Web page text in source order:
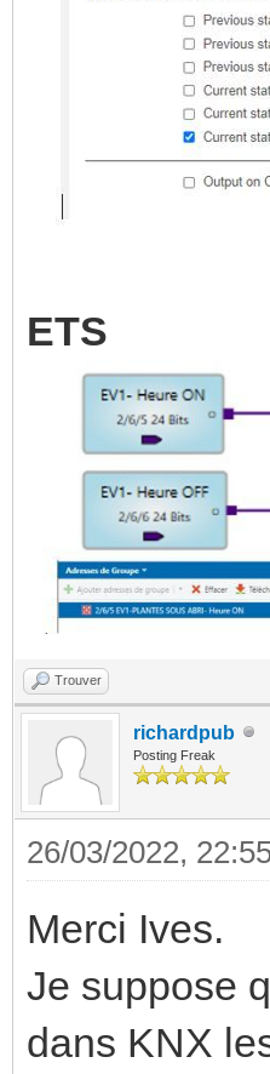
ETS
Trouver
richardpub
Posting Freak
26/03/2022,
Merci Ives.
Je suppose
dans KNX